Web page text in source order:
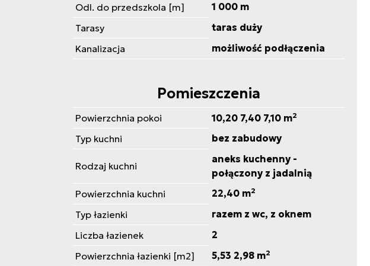
Odl. do przedszkola [m]
1 000 m
Tarasy
taras duży
Kanalizacja
możliwość podłączenia
Pomieszczenia
Powierzchnia pokoi 10,20 7,40 7,10 m2
Typ kuchni bez zabudowy
Rodzaj kuchni
aneks kuchenny -
połączony z jadalnią
Powierzchnia kuchni
22,40 m2
Typ łazienki
razem z wc, z oknem
Liczba łazienek
2
Powierzchnia łazienki [m2]
5,53 2,98 m2